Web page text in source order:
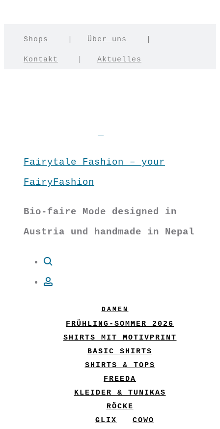
Shops Über uns
Kontakt Aktuelles
Fairytale Fashion – your
FairyFashion
Bio-faire Mode designed in
Austria und handmade in Nepal
DAMEN
FRÜHLING-SOMMER 2026
SHIRTS MIT MOTIVPRINT
BASIC SHIRTS
SHIRTS & TOPS
FREEDA
KLEIDER & TUNIKAS
RÖCKE
GLIX
COWO